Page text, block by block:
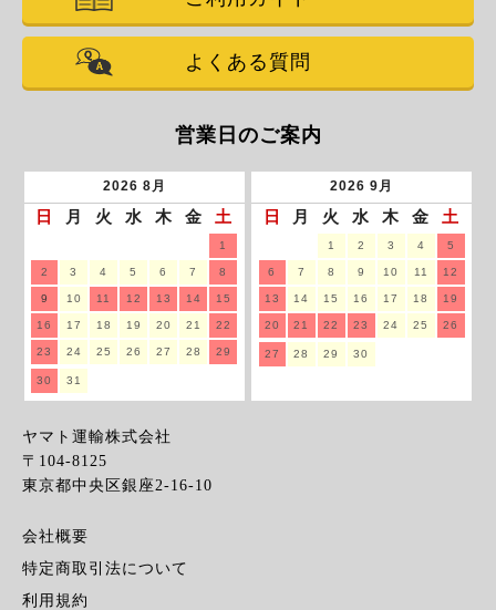
よくある質問
営業日のご案内
2026 8月
日 月 火 水 木 金 土
1
2 3 4 5 6 7 8
9 10 11 12 13 14 15
16 17 18 19 20 21 22
23 24 25 26 27 28 29
30 31
2026 9月
日 月 火 水 木 金 土
1 2 3 4 5
6 7 8 9 10 11 12
13 14 15 16 17 18 19
20 21 22 23 24 25 26
27 28 29 30
ヤマト運輸株式会社
〒104-8125
東京都中央区銀座2-16-10
会社概要
特定商取引法について
利用規約